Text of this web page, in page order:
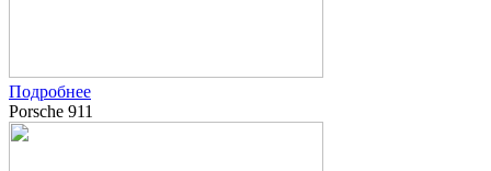
Подробнее
Porsche 911